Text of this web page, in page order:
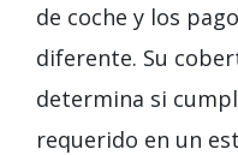
de coche y los
diferente. Su
determina si
requerido en un